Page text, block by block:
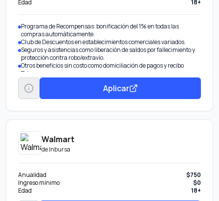
Edad
18+
Programa de Recompensas: bonificación del 1% en todas las
compras automáticamente.
Club de Descuentos en establecimientos comerciales variados.
Seguros y asistencias como liberación de saldos por fallecimiento y
protección contra robo/extravío.
Otros beneficios sin costo como domiciliación de pagos y recibo
Telmex.
Aplicar
Walmart
deInbursa
Anualidad
$750
Ingreso mínimo
$0
Edad
18+